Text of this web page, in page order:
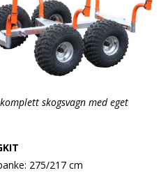
skogsvagn med eget
275/217 cm